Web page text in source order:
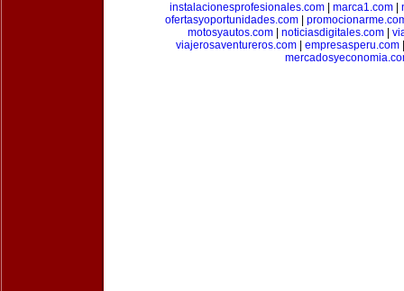
instalacionesprofesionales.com| marca1.com|
ofertasyoportunidades.com
motosyautos.com
noticiasdigitales.com
viajerosaventureros.com| empresasperu.com